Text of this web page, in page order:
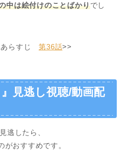
中は絵付けのことばかりでし
らすじ第36話>>
見逃し視聴/動画配
逃したら、
がおすすめです。